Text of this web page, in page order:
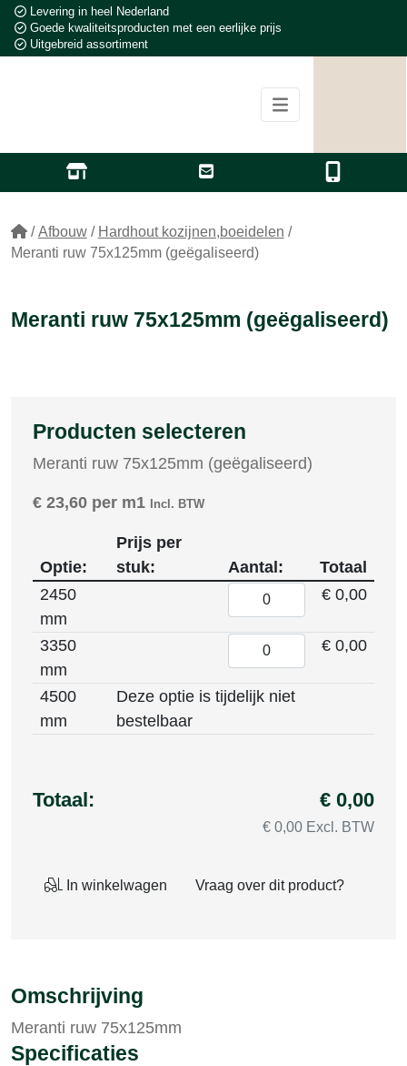
Levering in heel Nederland
Goede kwaliteitsproducten met een eerlijke prijs
Uitgebreid assortiment
/ Afbouw / Hardhout kozijnen,boeidelen /
Meranti ruw 75x125mm (geëgaliseerd)
Meranti ruw 75x125mm (geëgaliseerd)
Producten selecteren
Meranti ruw 75x125mm (geëgaliseerd)
€ 23,60 per m1 Incl. BTW
Optie:
Prijs per
stuk:
Aantal:
Totaal
2450
mm
€ 0,00
3350
mm
€ 0,00
4500
mm
Deze optie is tijdelijk niet
bestelbaar
Totaal: € 0,00
€ 0,00 Excl. BTW
In winkelwagen Vraag over dit product?
Omschrijving
Meranti ruw 75x125mm
Specificaties